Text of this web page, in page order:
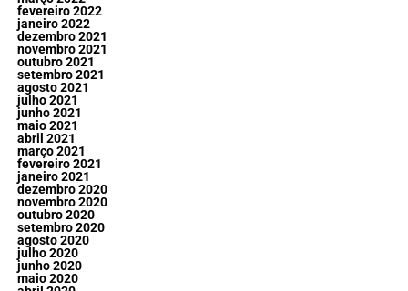
fevereiro 2022
janeiro 2022
dezembro 2021
novembro 2021
outubro 2021
setembro 2021
agosto 2021
julho 2021
junho 2021
maio 2021
abril 2021
março 2021
fevereiro 2021
janeiro 2021
dezembro 2020
novembro 2020
outubro 2020
setembro 2020
agosto 2020
julho 2020
junho 2020
maio 2020